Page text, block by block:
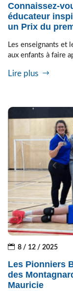
Connaissez-
éducateur
un Prix du
Les enseignants et
aux enfants à faire
Lire plus
8 / 12 / 2025
Les Pionniers
des
Mauricie